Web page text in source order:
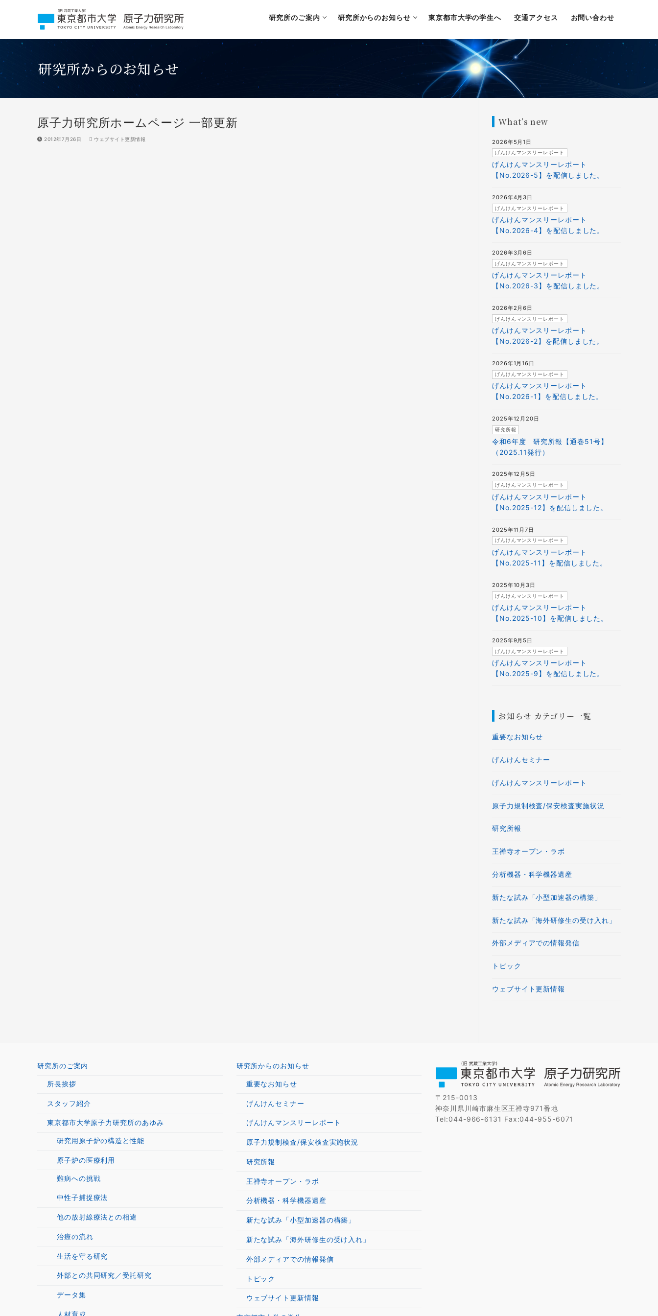
キ
研究所のご案内 研究所からのお知らせ 東京都市大学の学生へ 交通アクセス お問い合わせ
研究所からのお知らせ
原子力研究所ホームページ 一部更新
2012年7月26日 ウェブサイト更新情報
What’s new
げんけんマンスリーレポート
【No.2026-5】を配信しました。
げんけんマンスリーレポート
2026年5月1日
げんけんマンスリーレポート
【No.2026-4】を配信しました。
げんけんマンスリーレポート
2026年4月3日
げんけんマンスリーレポート
【No.2026-3】を配信しました。
げんけんマンスリーレポート
2026年3月6日
げんけんマンスリーレポート
【No.2026-2】を配信しました。
げんけんマンスリーレポート
2026年2月6日
げんけんマンスリーレポート
【No.2026-1】を配信しました。
げんけんマンスリーレポート
2026年1月16日
令和6年度 研究所報【通巻51号】
（2025.11発行）
研究所報
2025年12月20日
げんけんマンスリーレポート
【No.2025-12】を配信しました。
げんけんマンスリーレポート
2025年12月5日
げんけんマンスリーレポート
【No.2025-11】を配信しました。
げんけんマンスリーレポート
2025年11月7日
げんけんマンスリーレポート
【No.2025-10】を配信しました。
げんけんマンスリーレポート
2025年10月3日
げんけんマンスリーレポート
【No.2025-9】を配信しました。
げんけんマンスリーレポート
2025年9月5日
お知らせ カテゴリー一覧
重要なお知らせ
げんけんセミナー
げんけんマンスリーレポート
原子力規制検査/保安検査実施状況
研究所報
王禅寺オープン・ラボ
分析機器・科学機器遺産
新たな試み「小型加速器の構築」
新たな試み「海外研修生の受け入れ」
外部メディアでの情報発信
トピック
ウェブサイト更新情報
研究所のご案内
所長挨拶
スタッフ紹介
東京都市大学原子力研究所のあゆみ
研究用原子炉の構造と性能
原子炉の医療利用
難病への挑戦
中性子捕捉療法
他の放射線療法との相違
治療の流れ
生活を守る研究
外部との共同研究／受託研究
データ集
人材育成
研究所からのお知らせ
重要なお知らせ
げんけんセミナー
げんけんマンスリーレポート
原子力規制検査/保安検査実施状況
研究所報
王禅寺オープン・ラボ
分析機器・科学機器遺産
新たな試み「小型加速器の構築」
新たな試み「海外研修生の受け入れ」
外部メディアでの情報発信
トピック
ウェブサイト更新情報
〒215-0013
神奈川県川崎市麻生区王禅寺971番地
Tel:044-966-6131 Fax:044-955-6071